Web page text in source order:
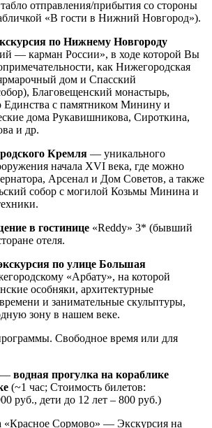
отправления/прибытия со стороны
«В гости в Нижний Новгород»).
по Нижнему Новгороду
— карман России», в ходе которой Вы
как Нижегородская
дом и Спасский
Благовещенский монастырь,
Единства с памятником Минину и
дома Рукавишникова, Сироткина,
и др.
Кремля — уникального
начала XVI века, где можно
Арсенал и Дом Советов, а также
собор с могилой Козьмы Минина и
в гостинице «Reddy» 3* (бывший
отеля.
по улице Большая
«Арбату», на которой
особняки, архитектурные
и занимательные скульптуры,
зону в нашем веке.
Свободное время или для
— водная прогулка на кораблике
(~1 час; Стоимость билетов:
руб., дети до 12 лет – 800 руб.)
«Красное Сормово» — Экскурсия на